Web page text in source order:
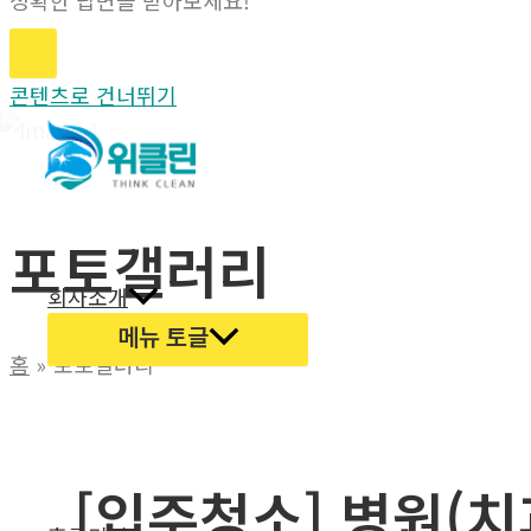
콘텐츠로 건너뛰기
회사소개
메뉴 토글
포토갤러리
홈 포토갤러리